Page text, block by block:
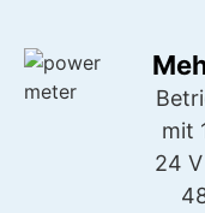
mit
24